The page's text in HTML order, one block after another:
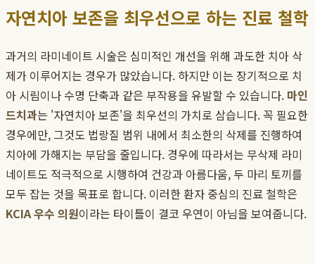
자연치아 보존을 최우선으로 하는 진료 철학
과거의 라미네이트 시술은 심미적인 개선을 위해 과도한 치아 삭
제가 이루어지는 경우가 많았습니다. 하지만 이는 장기적으로 치
아 시림이나 수명 단축과 같은 부작용을 유발할 수 있습니다. 마인
드치과는 '자연치아 보존'을 최우선의 가치로 삼습니다. 꼭 필요한
경우에만, 그것도 법랑질 범위 내에서 최소한의 삭제를 진행하여
치아에 가해지는 부담을 줄입니다. 경우에 따라서는 무삭제 라미
네이트도 적극적으로 시행하여 건강과 아름다움, 두 마리 토끼를
모두 잡는 것을 목표로 합니다. 이러한 환자 중심의 진료 철학은
KCIA 우수 의원이라는 타이틀이 결코 우연이 아님을 보여줍니다.